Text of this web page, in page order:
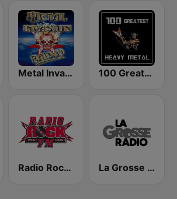
Metal Invasion Radio 100 Greatest Heavy Metal
Radio Rock FM La Grosse Radio Metal